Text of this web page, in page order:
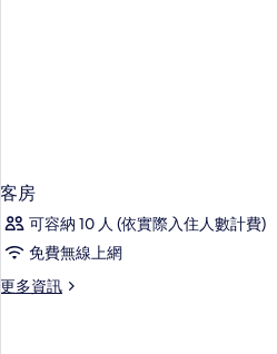
客房
可容納 10 人 (依實際入住人數計費)
免費無線上網
更多資訊
更